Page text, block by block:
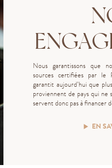
Nous garantissons que
sources certifiées par le
garantit aujourd’hui que
proviennent de pays qui ne
servent donc pas à financer
EN